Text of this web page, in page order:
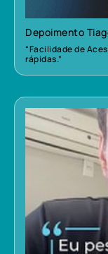
Depoimento
“Facilidade de
rápidas.”